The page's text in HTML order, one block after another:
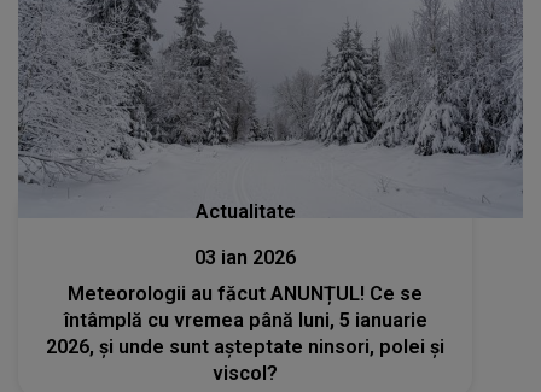
Actualitate
03 ian 2026
Meteorologii au făcut ANUNȚUL! Ce se
întâmplă cu vremea până luni, 5 ianuarie
2026, și unde sunt așteptate ninsori, polei și
viscol?